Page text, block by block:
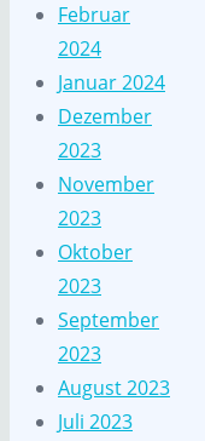
Februar
2024
Januar 2024
Dezember
2023
November
2023
Oktober
2023
September
2023
August 2023
Juli 2023